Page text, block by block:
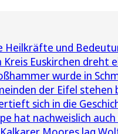
Heilkräfte und
Euskirchen dreht
wurde in
der Eifel stehen
sich in die
hat nachweislich